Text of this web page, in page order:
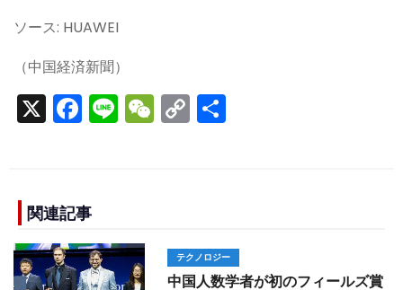
ソース: HUAWEI
（中国経済新聞）
X F
e
b
o
o
Li W C
n
k
関連記事
テクノロジー
中国人数学者が初のフィールズ賞